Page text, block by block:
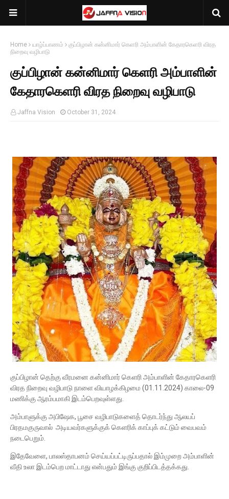
Home யாழ்ப்பாணம்
குப்பிழான் கன்னிமார் கெளரி அம்பாளின் கேதாரகெளரி விரத
நிறைவு வழிபாடு
குப்பிழான் கன்னிமார் கெளரி அம்பாளின்
கேதாரகெளரி விரத நிறைவு வழிபாடு
Jaffna Vision October 31, 2024
குப்பிழான் தெற்கு வீரமனை கன்னிமார் கெளரி அம்பாளின் கேதாரகெளரி
விரத நிறைவு வழிபாடு நாளை வியாழக்கிழமை (01.11.2024) காலை-09
மணிக்கு ஆரம்பமாகி இடம்பெறவுள்ளது.
அம்பாளுக்கு அபிஷேக, பூசை வழிபாடுகளைத் தொடர்ந்து ஆலயப்
பிரதமகுருவால் அடியவர்களுக்குக் கெளரிக் காப்புக் கட்டும் வைபவம்
நடைபெறும்.
இதேவேளை, பாலஸ்தாபனம் செய்யப்பட்டிருப்பதால் இம்முறை அம்பாளின்
வீதி உலா இடம்பெற மாட்டாது என்பதும் இங்கு குறிப்பிடத்தக்கது.